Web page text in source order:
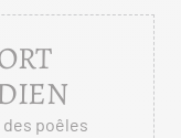
poêles